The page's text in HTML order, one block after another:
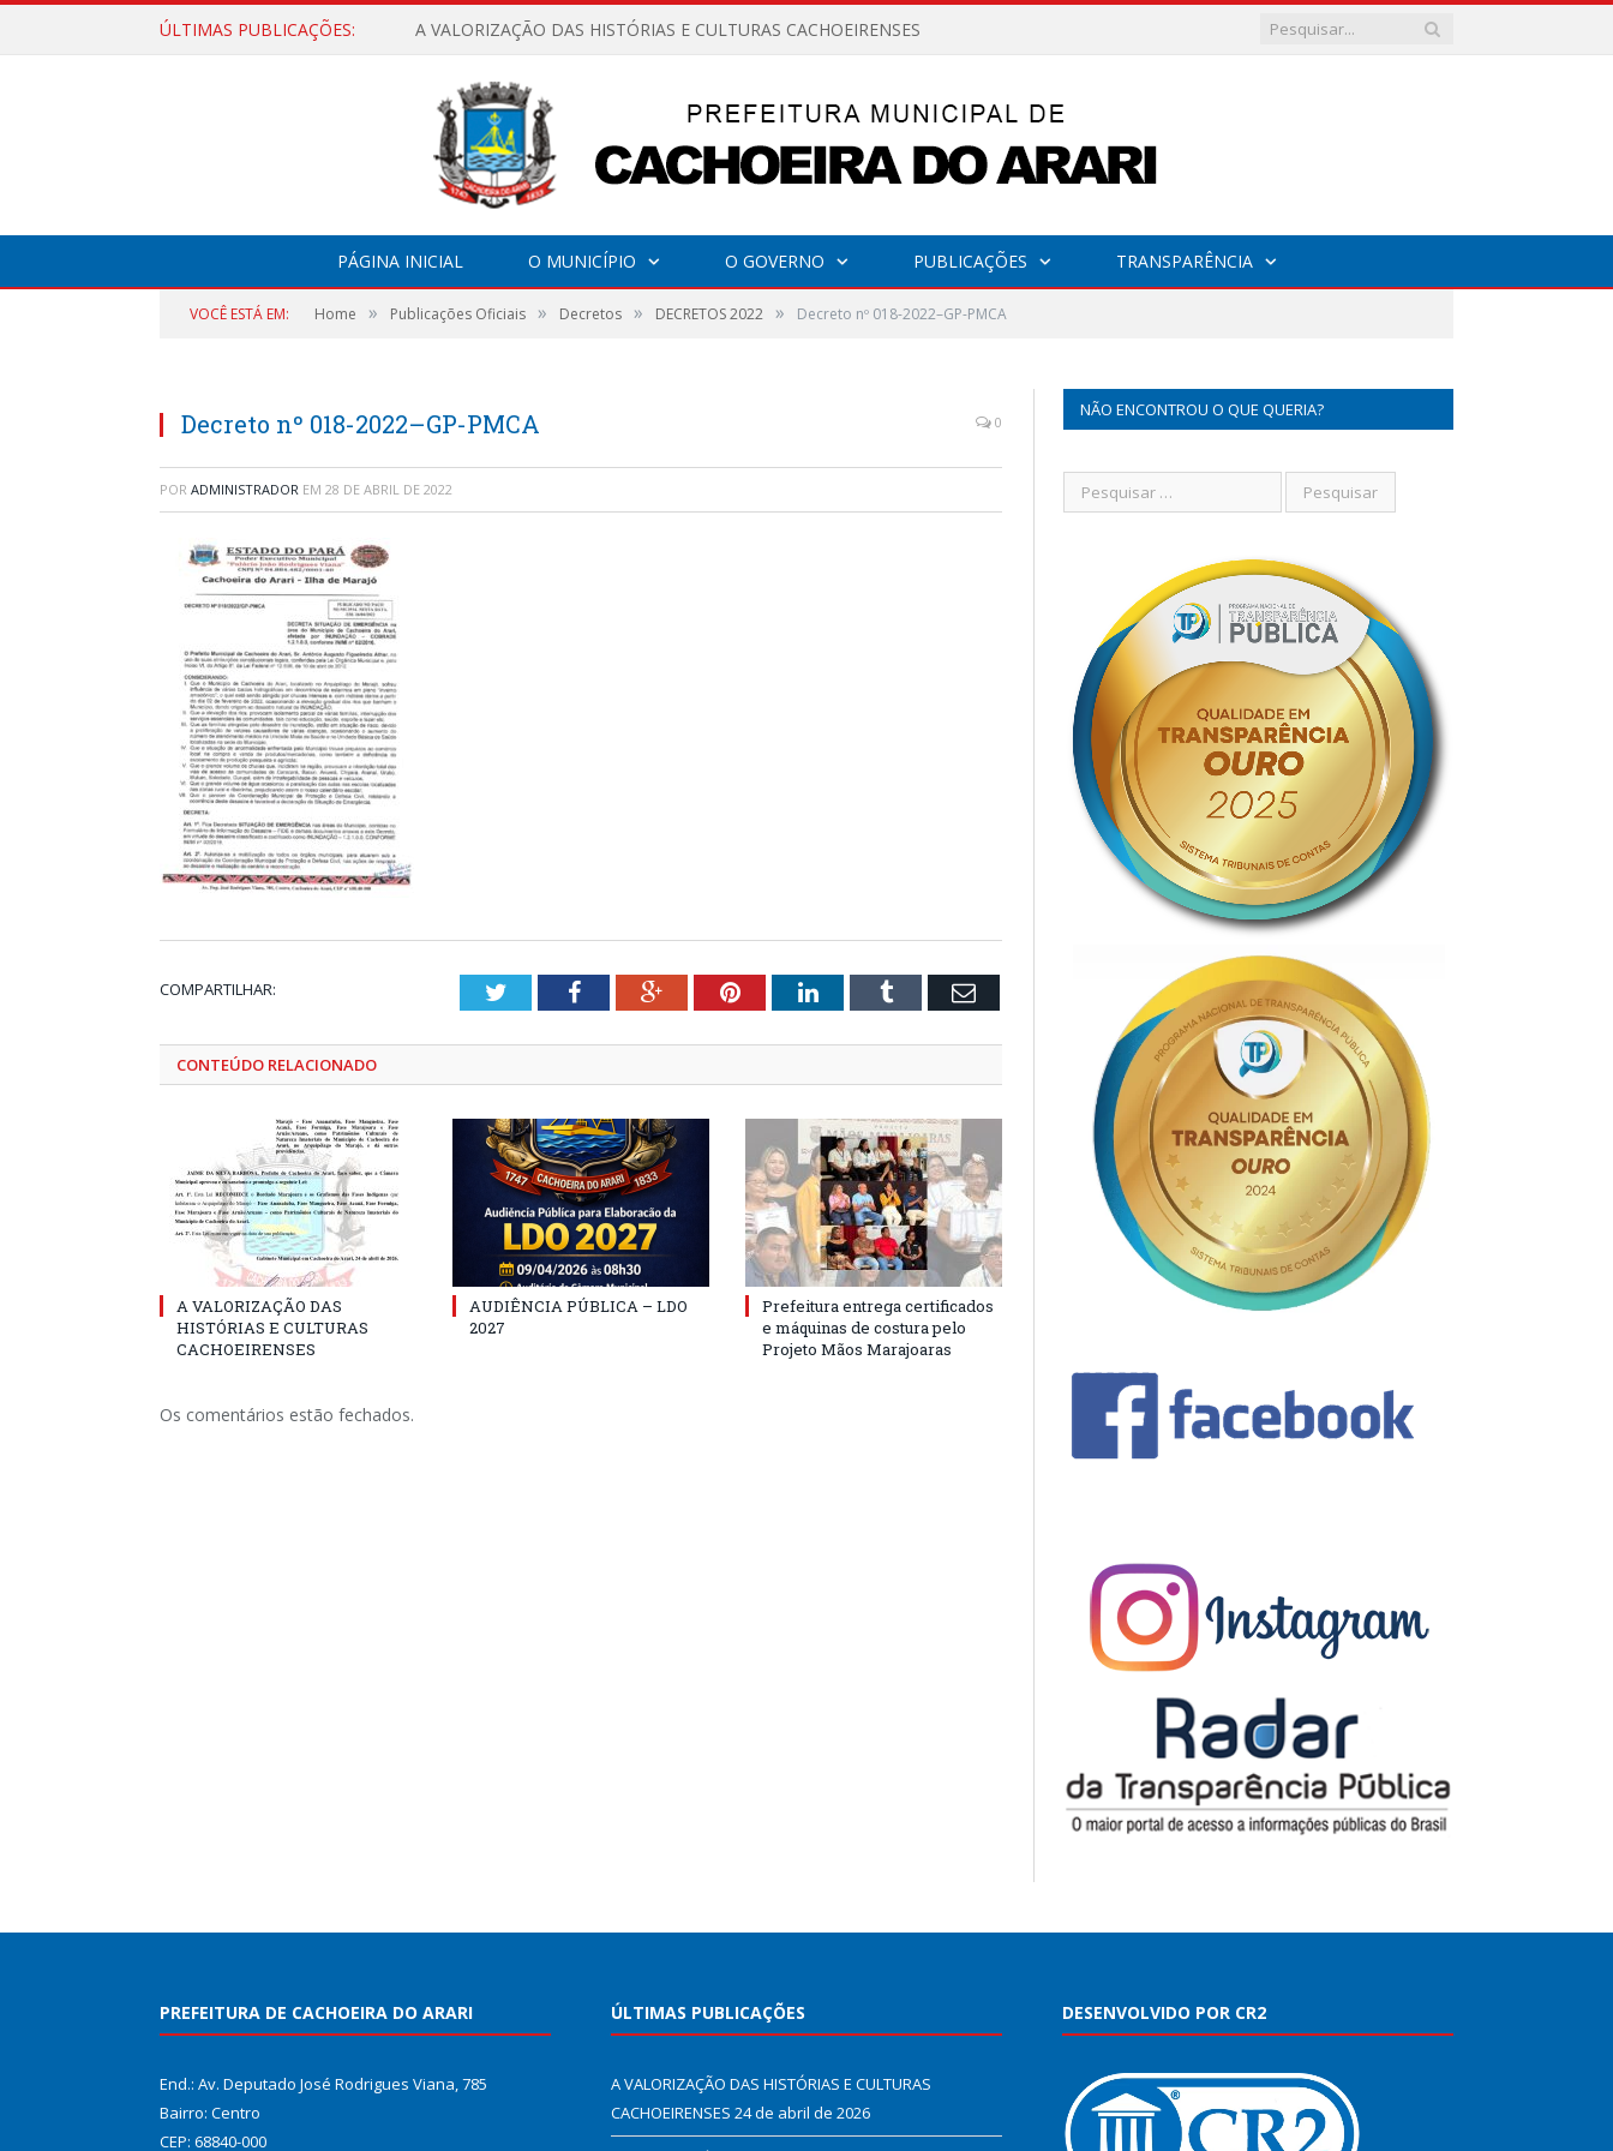
ÚLTIMAS PUBLICAÇÕES: A VALORIZAÇÃO DAS HISTÓRIAS E CULTURAS CACHOEIRENSES
PÁGINA INICIAL O MUNICÍPIO O GOVERNO PUBLICAÇÕES TRANSPARÊNCIA
VOCÊ ESTÁ EM: Home » Publicações Oficiais » Decretos » DECRETOS 2022 » Decreto nº 018-2022–GP-PMCA
Decreto nº 018-2022–GP-PMCA 0
POR ADMINISTRADOR EM 28 DE ABRIL DE 2022
COMPARTILHAR: TwitterFacebookGoogle+PinterestLinkedInTumblr Email
CONTEÚDO RELACIONADO
A VALORIZAÇÃO DAS
HISTÓRIAS E CULTURAS
CACHOEIRENSES
AUDIÊNCIA PÚBLICA – LDO
2027
Prefeitura entrega certificados
e máquinas de costura pelo
Projeto Mãos Marajoaras
Os comentários estão fechados.
NÃO ENCONTROU O QUE QUERIA?
PREFEITURA DE CACHOEIRA DO ARARI
End.: Av. Deputado José Rodrigues Viana, 785
Bairro: Centro
CEP: 68840-000
ÚLTIMAS PUBLICAÇÕES
A VALORIZAÇÃO DAS HISTÓRIAS E CULTURAS
CACHOEIRENSES 24 de abril de 2026
DESENVOLVIDO POR CR2